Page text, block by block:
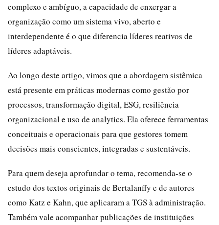
complexo e ambíguo, a capacidade de enxergar a
organização como um sistema vivo, aberto e
interdependente é o que diferencia líderes reativos de
líderes adaptáveis.
Ao longo deste artigo, vimos que a abordagem sistêmica
está presente em práticas modernas como gestão por
processos, transformação digital, ESG, resiliência
organizacional e uso de analytics. Ela oferece ferramentas
conceituais e operacionais para que gestores tomem
decisões mais conscientes, integradas e sustentáveis.
Para quem deseja aprofundar o tema, recomenda-se o
estudo dos textos originais de Bertalanffy e de autores
como Katz e Kahn, que aplicaram a TGS à administração.
Também vale acompanhar publicações de instituições